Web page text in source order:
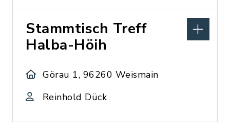
Stammtisch Treff
Halba-Höih
Görau 1, 96260 Weismain
Reinhold Dück